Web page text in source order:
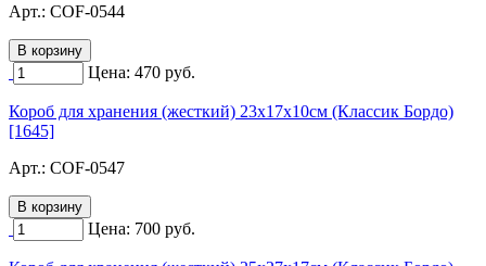
Арт.: COF-0544
Цена: 470 руб.
Короб для хранения (жесткий) 23х17х10см (Классик Бордо)
[1645]
Арт.: COF-0547
Цена: 700 руб.